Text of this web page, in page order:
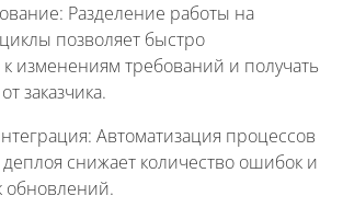
Разделение работы на
позволяет быстро
к изменениям требований и получать
заказчика.
Автоматизация процессов
снижает количество ошибок и
обновлений.